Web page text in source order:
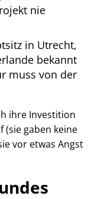
nie
in Utrecht,
bekannt
muss von der
ihre Investition
(sie gaben keine
vor etwas Angst